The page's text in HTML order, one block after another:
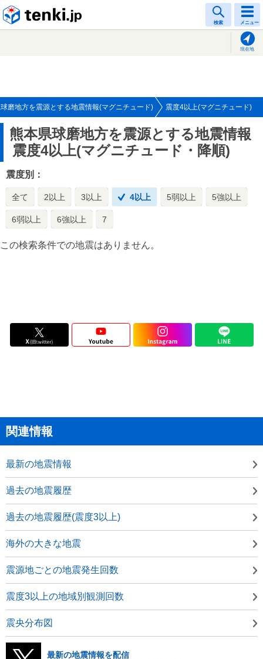
検索 メニュー
現在地
磨地方を震源とする地震情報(マグニチュード) 震度4以上(マグニチュード)
熊本県球磨地方を震源とする地震情報
震度4以上(マグニチュード・降順)
震度別：
全て 2以上 3以上 4以上 5弱以上 5強以上
6弱以上 6強以上 7
この検索条件での地震はありません。
関連情報
最新の地震情報
過去の地震履歴
過去の地震履歴(震度3以上)
海外の大きな地震
震源地ごとの地震発生回数
震度3以上の地域別観測回数
震央分布図
最新の地震情報を配信